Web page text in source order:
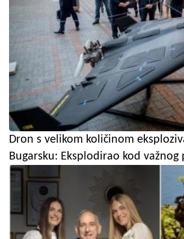
Dron s velikom količinom
Bugarsku: Eksplodirao kod